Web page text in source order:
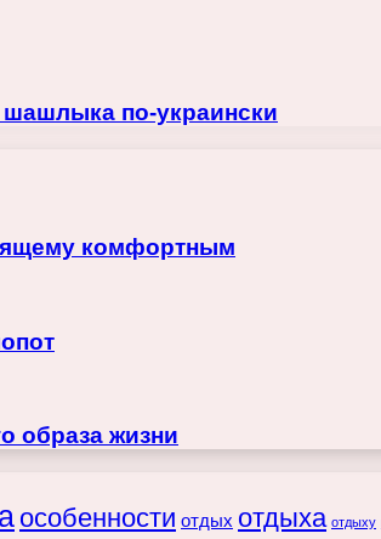
шашлыка по-украински
комфортным
образа жизни
особенности отдых отдыха отдыху